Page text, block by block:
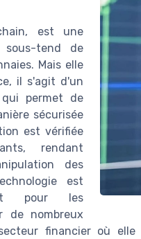
est une
sous-tend de
Mais elle
il s'agit d'un
qui permet de
sécurisée
est vérifiée
rendant
des
est
pour les
de nombreux
financier où